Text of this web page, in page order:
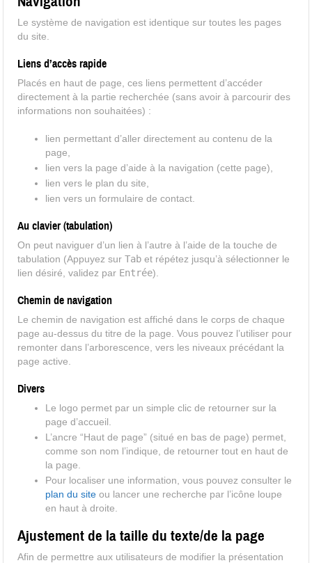
Le système de navigation est identique sur toutes les pages
du site.
Liens d’accès rapide
Placés en haut de page, ces liens permettent d’accéder
directement à la partie recherchée (sans avoir à parcourir des
informations non souhaitées) :
lien permettant d’aller directement au contenu de la
page,
lien vers la page d’aide à la navigation (cette page),
lien vers le plan du site,
lien vers un formulaire de contact.
Au clavier (tabulation)
On peut naviguer d’un lien à l’autre à l’aide de la touche de
tabulation (Appuyez surTab et répétez jusqu’à sélectionner le
lien désiré, validez par Entrée).
Chemin de navigation
Le chemin de navigation est affiché dans le corps de chaque
page au-dessus du titre de la page. Vous pouvez l’utiliser pour
remonter dans l’arborescence, vers les niveaux précédant la
page active.
Divers
Le logo permet par un simple clic de retourner sur la
page d’accueil.
L’ancre “Haut de page” (situé en bas de page) permet,
comme son nom l’indique, de retourner tout en haut de
la page.
Pour localiser une information, vous pouvez consulter le
plan du site ou lancer une recherche par l’icône loupe
en haut à droite.
Ajustement de la taille du texte/de la page
Afin de permettre aux utilisateurs de modifier la présentation